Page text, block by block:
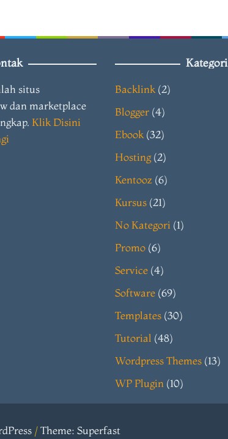
situs
dan marketplace
Klik Disini
Kategori
Backlink (2)
Blogger (4)
Ebook (32)
Hosting(2)
Kentooz (6)
Kursus (21)
No Kategori (1)
Promo (6)
Service (4)
Software (69)
Templates (30)
Tutorial (48)
Wordpress Themes (13)
WP Plugin (10)
/Theme: Superfast